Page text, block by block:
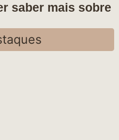
saber mais sobre